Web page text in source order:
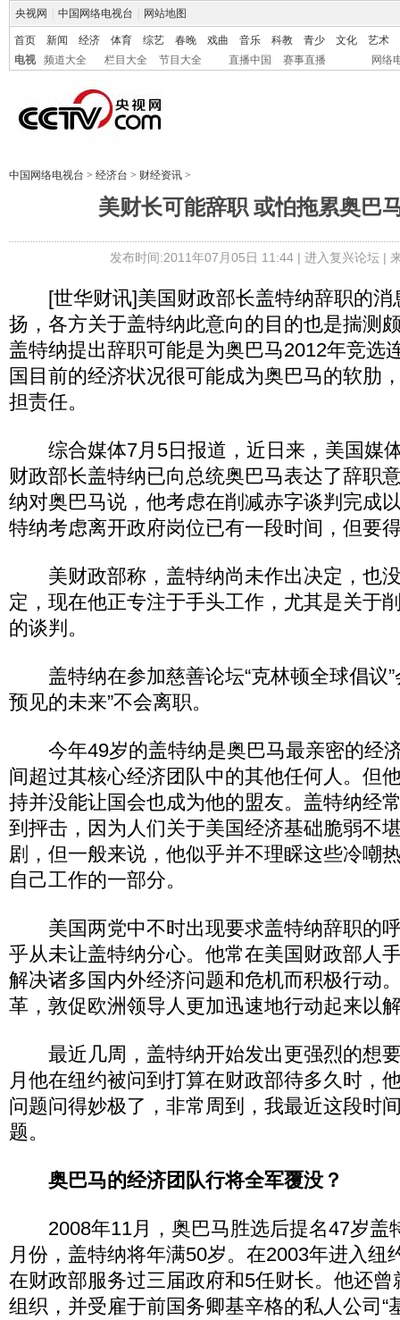
央视网 中国网络电视台 网站地图
首页 新闻 经济 体育 综艺 春晚 戏曲 音乐 科教 青少 文化
艺术
电视
频道大全 栏目大全 节目大全 直播中国 赛事直播 网络
中国网络电视台 > 经济台 > 财经资讯 >
美财长可能辞职 或怕拖累奥巴
发布时间:2011年07月05日 11:44 | 进入复兴论坛|
[世华财讯]美国财政部长盖特纳辞职的消
扬，各方关于盖特纳此意向的目的也是揣测
盖特纳提出辞职可能是为奥巴马2012年竞选
国目前的经济状况很可能成为奥巴马的软肋
担责任。
综合媒体7月5日报道，近日来，美国媒
财政部长盖特纳已向总统奥巴马表达了辞职
纳对奥巴马说，他考虑在削减赤字谈判完成
特纳考虑离开政府岗位已有一段时间，但要
美财政部称，盖特纳尚未作出决定，也
定，现在他正专注于手头工作，尤其是关于
的谈判。
盖特纳在参加慈善论坛“克林顿全球倡议”
预见的未来”不会离职。
今年49岁的盖特纳是奥巴马最亲密的经
间超过其核心经济团队中的其他任何人。但
持并没能让国会也成为他的盟友。盖特纳经
到抨击，因为人们关于美国经济基础脆弱不
剧，但一般来说，他似乎并不理睬这些冷嘲
自己工作的一部分。
美国两党中不时出现要求盖特纳辞职的
乎从未让盖特纳分心。他常在美国财政部人
解决诸多国内外经济问题和危机而积极行动
革，敦促欧洲领导人更加迅速地行动起来以
最近几周，盖特纳开始发出更强烈的想
月他在纽约被问到打算在财政部待多久时，
问题问得妙极了，非常周到，我最近这段时
题。
奥巴马的经济团队行将全军覆没？
2008年11月，奥巴马胜选后提名47岁盖
月份，盖特纳将年满50岁。在2003年进入纽
在财政部服务过三届政府和5任财长。他还
组织，并受雇于前国务卿基辛格的私人公司“